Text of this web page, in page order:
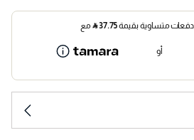
37.75
⃁ مع
أو